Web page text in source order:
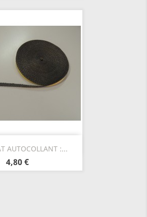
AUTOCOLLANT :...
4,80 €